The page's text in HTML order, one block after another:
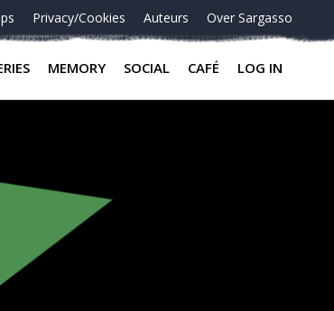
Privacy/Cookies Auteurs Over Sargasso
MEMORY SOCIAL CAFÉ LOG IN